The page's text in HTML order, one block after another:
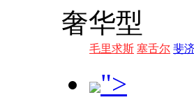
奢华型
毛里求斯 塞舌尔 斐
">